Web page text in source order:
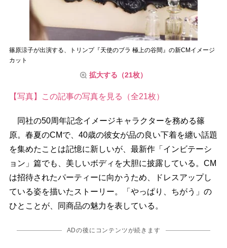
篠原涼子が出演する、トリンプ『天使のブラ 極上の谷間』の新CMイメージ
カット
拡大する（21枚）
【写真】この記事の写真を見る（全21枚）
同社の50周年記念イメージキャラクターを務める篠
原。春夏のCMで、40歳の彼女が品の良い下着を纏い話題
を集めたことは記憶に新しいが、最新作「インビテーシ
ョン」篇でも、美しいボディを大胆に披露している。CM
は招待されたパーティーに向かうため、ドレスアップし
ている姿を描いたストーリー。「やっぱり、ちがう」の
ひとことが、同商品の魅力を表している。
ADの後にコンテンツが続きます